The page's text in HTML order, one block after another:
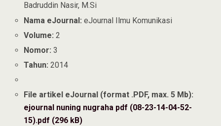
Badruddin Nasir, M.Si
Nama eJournal: eJournal Ilmu Komunikasi
Volume: 2
Nomor: 3
Tahun: 2014
File artikel eJournal (format .PDF, max. 5 Mb):
ejournal nuning nugraha pdf (08-23-14-04-52-
15).pdf (296 kB)